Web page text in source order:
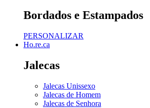
Bordados e Estampados
PERSONALIZAR
Ho.re.ca
Jalecas
Jalecas Unissexo
Jalecas de Homem
Jalecas de Senhora